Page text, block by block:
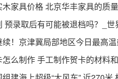
家具价格 北京华丰家具的质
预录取后有可能被退档吗？_世
续！京津冀局部地区今日最高
么制作 手工制作贺卡的材料